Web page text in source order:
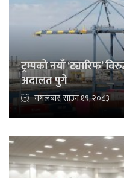
ट्रम्पको नयाँ ‘ट्यारिफ’
अदालत पुगे
मंगलबार, साउन १९, २०८३